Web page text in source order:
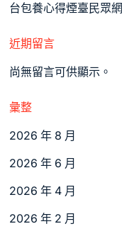
台包養心得煙臺民眾網
近期留言
尚無留言可供顯示。
彙整
2026 年 8 月
2026 年 6 月
2026 年 4 月
2026 年 2 月